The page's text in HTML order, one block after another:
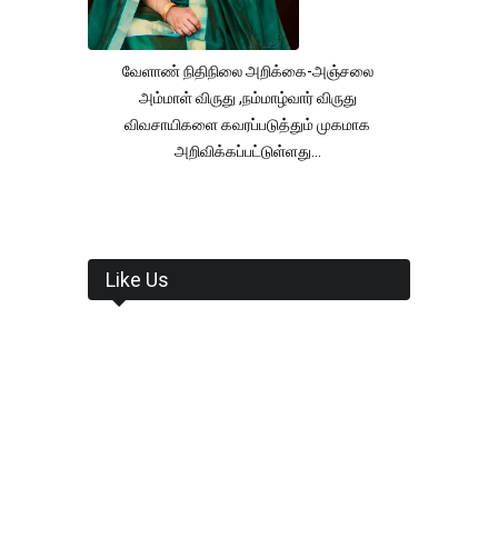
வேளாண் நிதிநிலை அறிக்கை-அஞ்சலை
அம்மாள் விருது ,நம்மாழ்வார் விருது
விவசாயிகளை கவரப்படுத்தும் முகமாக
அறிவிக்கப்பட்டுள்ளது...
Like Us